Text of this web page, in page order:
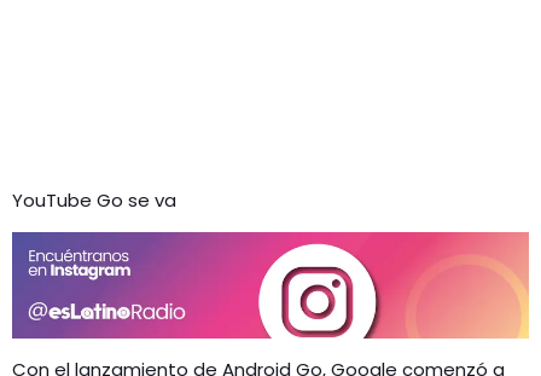
YouTube Go se va
Con el lanzamiento de Android Go, Google comenzó a